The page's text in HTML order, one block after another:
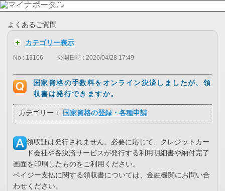
よくあるご質問
カテゴリー表示
No : 13106 公開日時 : 2026/04/28 17:49
国家資格の手数料をオンライン決済しましたが、領
収書は発行できますか。
カテゴリー： 国家資格の登録・各種申請
領収証は発行されません。必要に応じて、クレジットカー
ド会社や各決済サービスが発行する利用明細書や納付完了
画面を印刷したものをご利用ください。
ペイジー支払に関する領収書については、金融機関にお問い合
わせください。